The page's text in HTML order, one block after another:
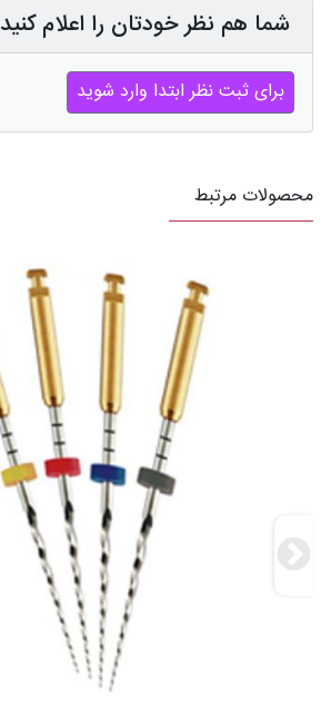
شما هم نظر خودتان را اعلام کنید
برای ثبت نظر ابتدا وارد شوید
محصولات مرتبط